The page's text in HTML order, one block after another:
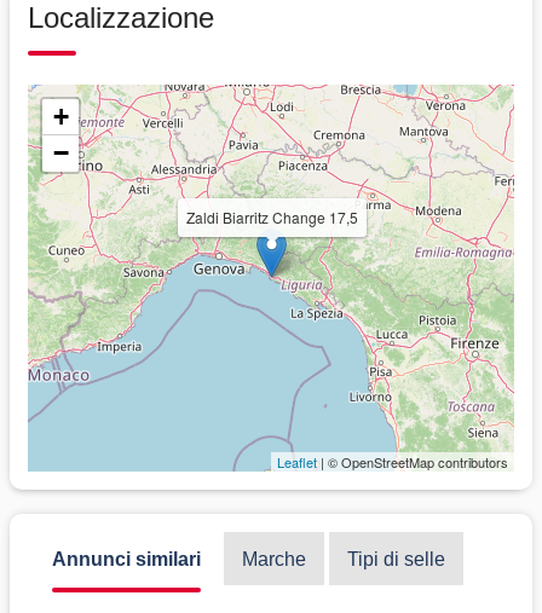
Localizzazione
Zaldi Biarritz Change 17,5
+
−
Leaflet | © OpenStreetMap contributors
Annunci similari Marche Tipi di selle